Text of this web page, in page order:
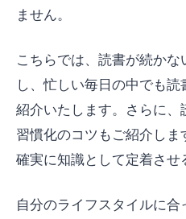
ません。
こちらでは、読書が続か
し、忙しい毎日の中でも
紹介いたします。さらに
習慣化のコツもご紹介しま
確実に知識として定着させ
自分のライフスタイルに合